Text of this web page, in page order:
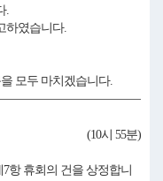
.
하였습니다.
모두 마치겠습니다.
(10시 55분)
항 휴회의 건을 상정합니